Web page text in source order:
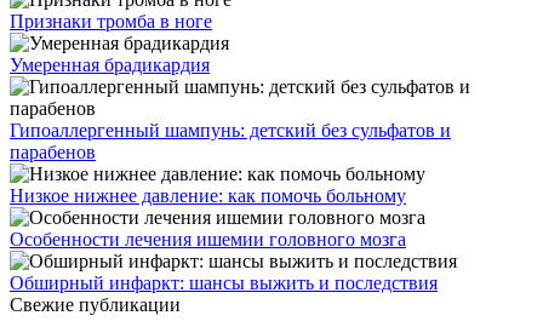
Признаки тромба в ноге
Умеренная брадикардия
Гипоаллергенный шампунь: детский без сульфатов и
парабенов
Низкое нижнее давление: как помочь больному
Особенности лечения ишемии головного мозга
Обширный инфаркт: шансы выжить и последствия
Свежие публикации